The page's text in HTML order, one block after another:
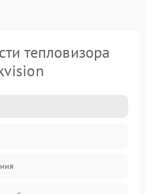
тепловизора